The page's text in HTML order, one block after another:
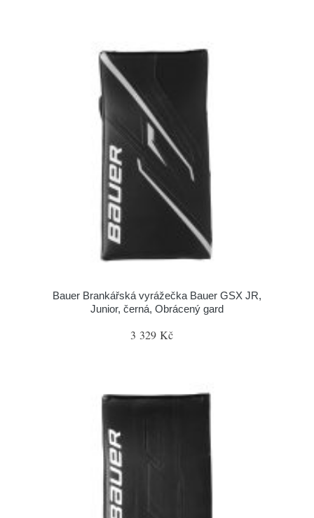
Bauer Brankářská vyrážečka Bauer GSX JR,
Junior, černá, Obrácený gard
3 329 Kč